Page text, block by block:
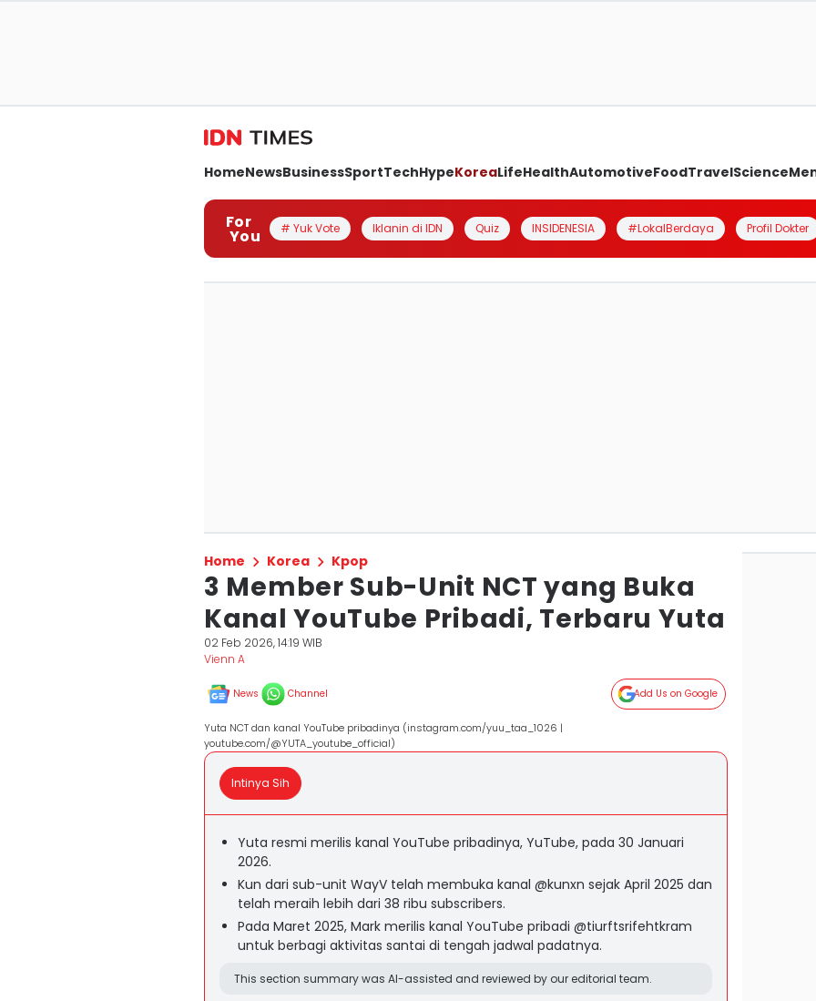
HomeNewsBusinessSportTechHypeKoreaLifeHealthAutomotiveFoodTravelScience
For
You # Yuk Vote Iklanin di IDN Quiz INSIDENESIA #LokalBerdaya Profil Dokter
Home Korea Kpop
3 Member Sub-Unit NCT yang Buka
Kanal YouTube Pribadi, Terbaru Yuta
02 Feb 2026, 14:19 WIB
Vienn A
News Channel Add Us on Google
Yuta NCT dan kanal YouTube pribadinya (instagram.com/yuu_taa_1026 |
youtube.com/@YUTA_youtube_official)
Intinya Sih
Yuta resmi merilis kanal YouTube pribadinya, YuTube, pada 30 Januari
2026.
Kun dari sub-unit WayV telah membuka kanal @kunxn sejak April 2025 dan
telah meraih lebih dari 38 ribu subscribers.
Pada Maret 2025, Mark merilis kanal YouTube pribadi @tiurftsrifehtkram
untuk berbagi aktivitas santai di tengah jadwal padatnya.
This section summary was AI-assisted and reviewed by our editorial team.